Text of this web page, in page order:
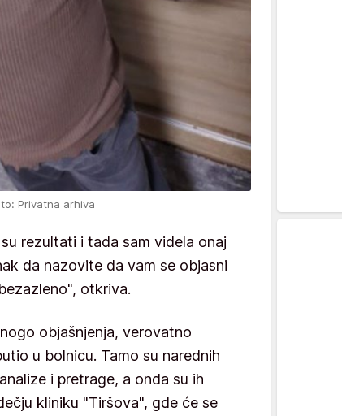
Privatna arhiva
rezultati i tada sam videla onaj
da nazovite da vam se objasni
otkriva.
objašnjenja, verovatno
u bolnicu. Tamo su narednih
i pretrage, a onda su ih
kliniku "Tiršova", gde će se